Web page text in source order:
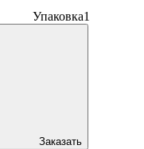
Упаковка1
Заказать